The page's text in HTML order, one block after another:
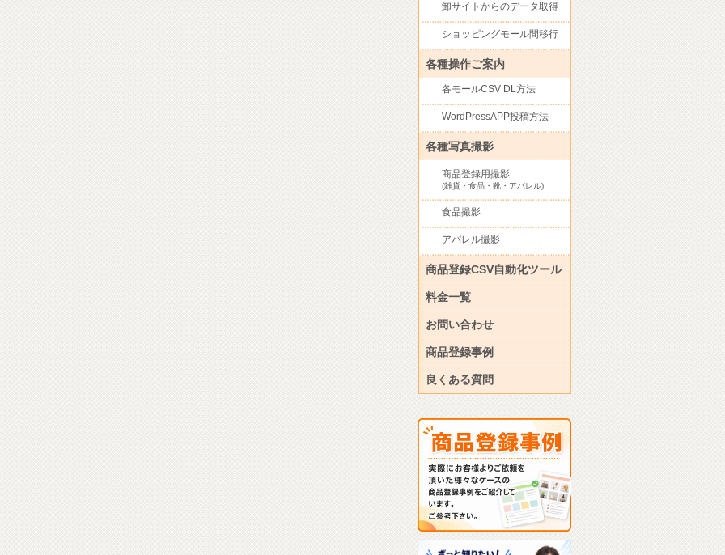
卸サイトからのデータ取得
ショッピングモール間移行
各種操作ご案内
各モールCSV DL方法
WordPressAPP投稿方法
各種写真撮影
商品登録用撮影
(雑貨・食品・靴・アパレル)
食品撮影
アパレル撮影
商品登録CSV自動化ツール
料金一覧
お問い合わせ
商品登録事例
良くある質問